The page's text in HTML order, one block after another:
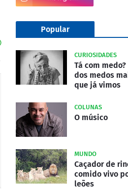
Popular
CURIOSIDADES
Tá com medo?
dos medos
que já vimos
COLUNAS
O músico
MUNDO
Caçador de
comido vivo
leões